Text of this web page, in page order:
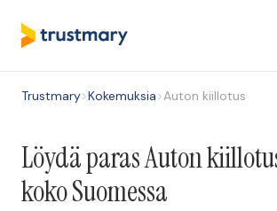
Trustmary>Kokemuksia>Auton kiillotus
Löydä paras Auton
koko Suomessa